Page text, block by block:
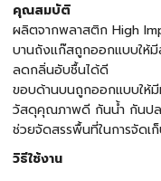
คุณสมบัติ
ผลิตจากพลาสติก High
บานถังแก๊สถูกออกแบบให้มี
ลดกลิ่นอับชื้นได้ดี
ขอบด้านบนถูกออกแบบให้
วัสดุคุณภาพดี กันน้ำ กันปล
ช่วยจัดสรรพื้นที่ในการจัดเ
วิธีใช้งาน